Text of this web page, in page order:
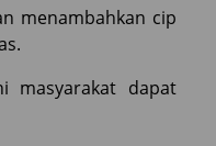
menambahkan cip
masyarakat dapat